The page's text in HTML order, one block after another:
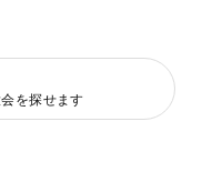
を探せます